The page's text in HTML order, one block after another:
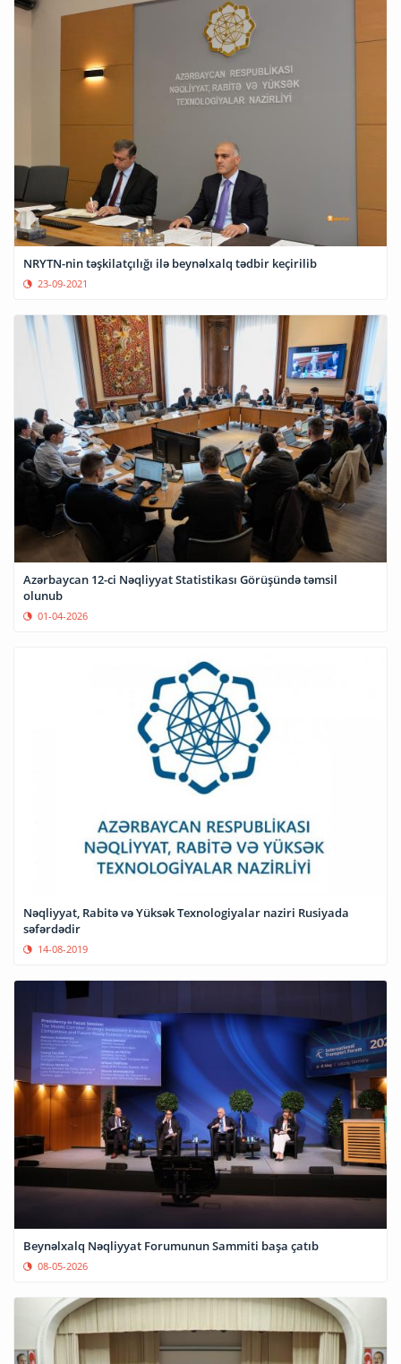
NRYTN-nin təşkilatçılığı ilə beynəlxalq tədbir keçirilib
23-09-2021
Azərbaycan 12-ci Nəqliyyat Statistikası Görüşündə təmsil
olunub
01-04-2026
Nəqliyyat, Rabitə və Yüksək Texnologiyalar naziri Rusiyada
səfərdədir
14-08-2019
Beynəlxalq Nəqliyyat Forumunun Sammiti başa çatıb
08-05-2026